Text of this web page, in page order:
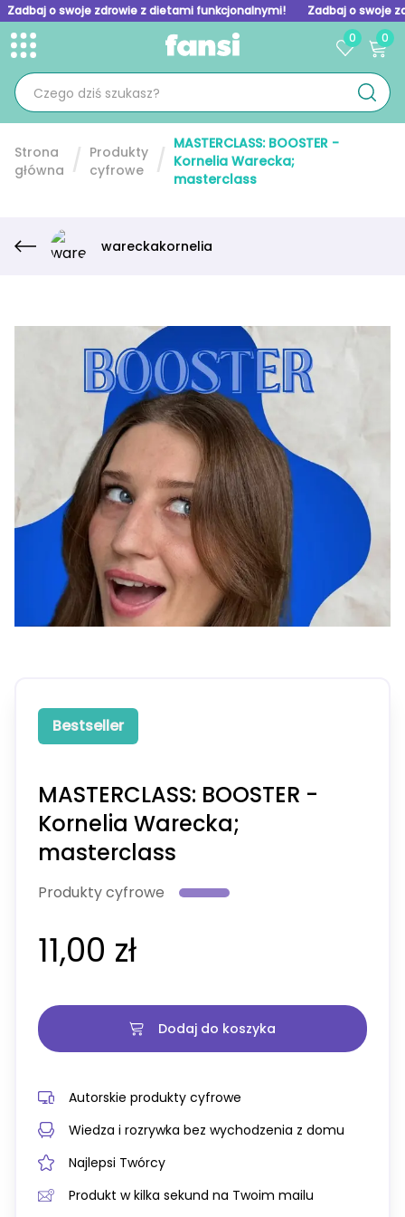
Zadbaj o swoje zdrowie z dietami funkcjonalnymi! Zadbaj o swoje
Toggle menu
0 0
Strona
główna
Produkty
cyfrowe
MASTERCLASS: BOOSTER -
Kornelia Warecka;
masterclass
wareckakornelia
Bestseller
MASTERCLASS: BOOSTER -
Kornelia Warecka;
masterclass
Produkty cyfrowe
11,00 zł
Dodaj do koszyka
Autorskie produkty cyfrowe
Wiedza i rozrywka bez wychodzenia z domu
Najlepsi Twórcy
Produkt w kilka sekund na Twoim mailu